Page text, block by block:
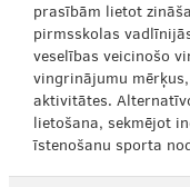
prasībām lietot
pirmsskolas
veselības veicinošo
vingrinājumu
aktivitātes.
lietošana, sekmējot
īstenošanu sporta